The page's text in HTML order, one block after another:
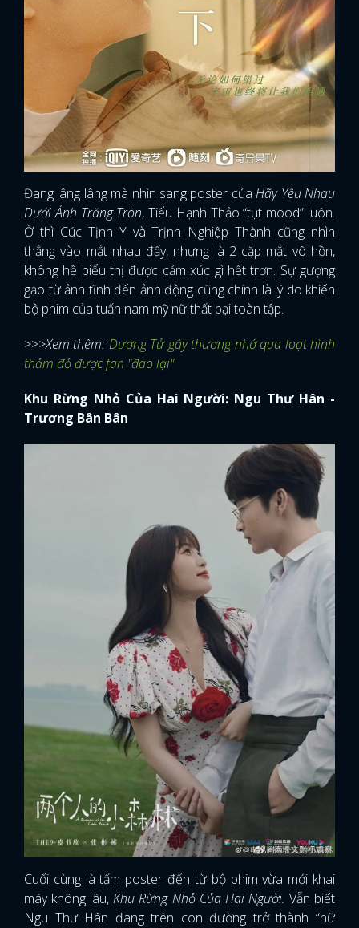
x
ĐĂNG NHẬP
Đang lâng lâng mà nhìn sang poster củaHãy Yêu Nhau
Dưới Ánh Trăng Tròn, Tiểu Hạnh Thảo “tụt mood” luôn.
Ờ thì Cúc Tịnh Y và Trịnh Nghiệp Thành cũng nhìn
thẳng vào mắt nhau đấy, nhưng là 2 cặp mắt vô hồn,
không hề biểu thị được cảm xúc gì hết trơn. Sự gượng
gạo từ ảnh tĩnh đến ảnh động cũng chính là lý do khiến
bộ phim của tuấn nam mỹ nữ thất bại toàn tập.
>>>Xem thêm: Dương Tử gây thương nhớ qua loạt hình
thảm đỏ được fan "đào lại"
Khu Rừng Nhỏ Của Hai Người: Ngu Thư Hân -
Trương Bân Bân
Cuối cùng là tấm poster đến từ bộ phim vừa mới khai
máy không lâu,Khu Rừng Nhỏ Của Hai Người. Vẫn biết
Ngu Thư Hân đang trên con đường trở thành “nữ